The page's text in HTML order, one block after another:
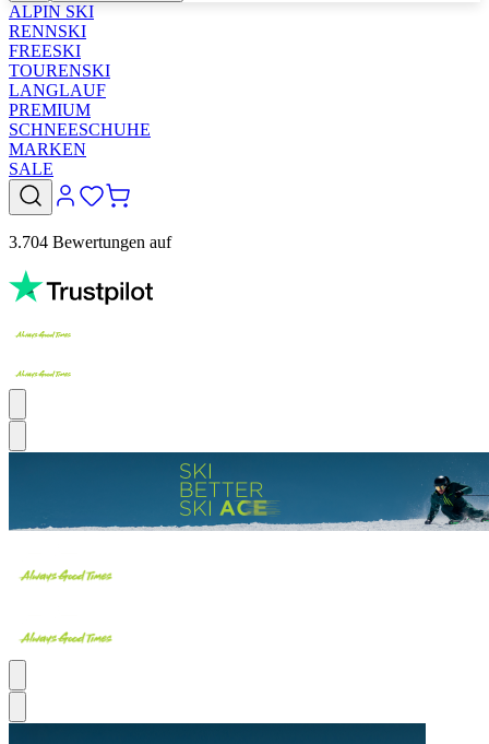
ALPIN SKI
RENNSKI
FREESKI
TOURENSKI
LANGLAUF
PREMIUM
SCHNEESCHUHE
MARKEN
SALE
3.704 Bewertungen auf